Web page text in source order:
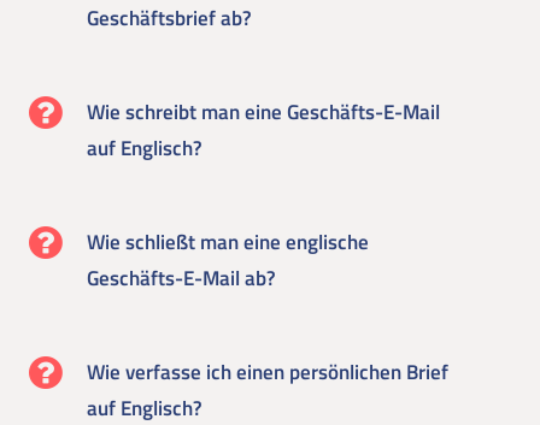
Geschäftsbrief ab?
Wie schreibt man eine Geschäfts-E-Mail
auf Englisch?
Wie schließt man eine englische
Geschäfts-E-Mail ab?
Wie verfasse ich einen persönlichen Brief
auf Englisch?